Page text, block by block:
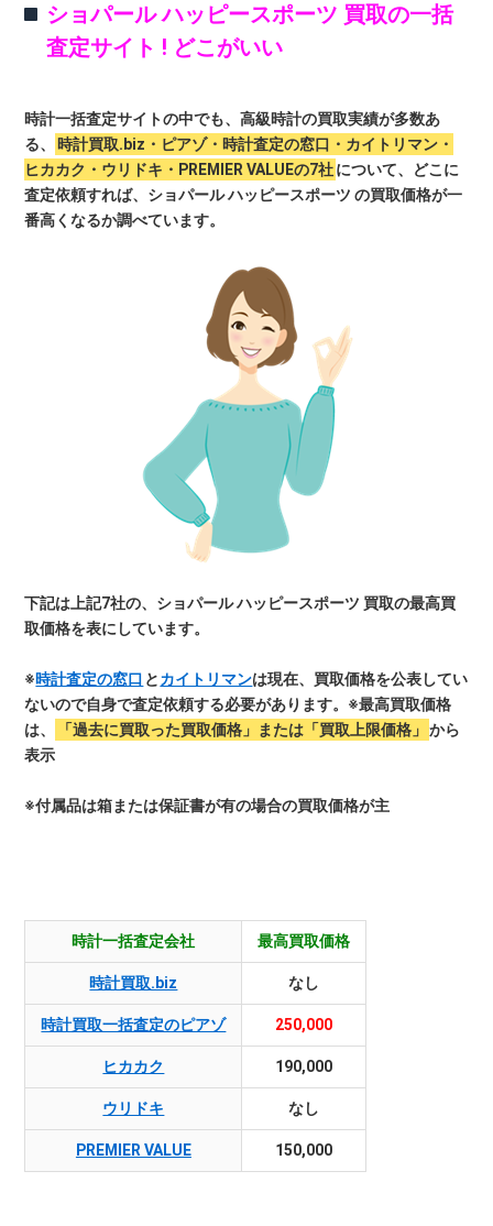
ショパール ハッピースポーツ 買取の一括
査定サイト ! どこがいい
時計一括査定サイトの中でも、高級時計の買取実績が多数あ
る、
時計買取.biz・ピアゾ・時計査定の窓口・カイトリマン・
ヒカカク・ウリドキ・PREMIER VALUEの7社について、どこに
査定依頼すれば、ショパール ハッピースポーツ の買取価格が一
番高くなるか調べています。
下記は上記7社の、ショパール ハッピースポーツ 買取の最高買
取価格を表にしています。
※時計査定の窓口 とカイトリマンは現在、買取価格を公表してい
ないので自身で査定依頼する必要があります。 ※最高買取価格
は、
「過去に買取った買取価格」または「買取上限価格」 から
表示
※付属品は箱または保証書が有の場合の買取価格が主
時計一括査定会社 最高買取価格
時計買取.biz なし
時計買取一括査定のピアゾ 250,000
ヒカカク 190,000
ウリドキ なし
PREMIER VALUE 150,000